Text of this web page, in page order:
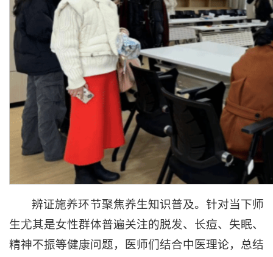
辨证施养环节聚焦养生知识普及。针对当下师
生尤其是女性群体普遍关注的脱发、长痘、失眠、
精神不振等健康问题，医师们结合中医理论，总结